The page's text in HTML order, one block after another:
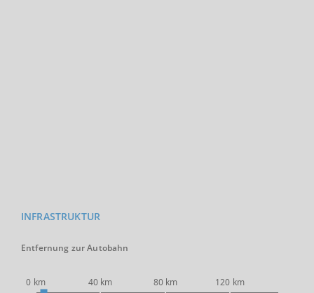
INFRASTRUKTUR
Entfernung zur Autobahn
0 km 40 km 80 km 120 km